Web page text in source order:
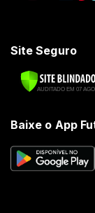
Site Seguro
Baixe o App